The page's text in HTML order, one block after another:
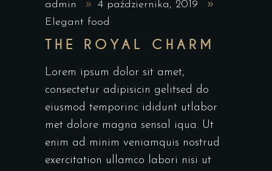
admin
4 października, 2019
Elegant food
THE ROYAL CHARM
Lorem ipsum dolor sit amet,
consectetur adipisicin gelitsed do
eiusmod temporinc ididunt utlabor
met dolore magna sensal iqua. Ut
enim ad minim veniamquis nostrud
exercitation ullamco labori nisi ut